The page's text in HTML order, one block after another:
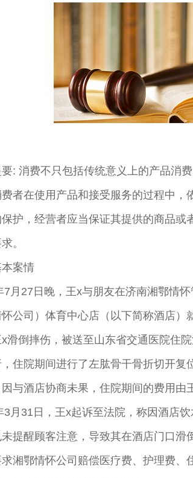
: 消费不只包括传统意义上的产品消
者在使用产品和接受服务的过程中，
护，经营者应当保证其提供的商品或
。
案情
7月27日晚，王x与朋友在济南湘鄂情
公司）体育中心店（以下简称酒店）
x滑倒摔伤，被送至山东省交通医院住
住院期间进行了左肱骨干骨折切开复
与酒店协商未果，住院期间的费用由
3月31日，王x起诉至法院，称因酒店
提醒顾客注意，导致其在酒店门口滑
湘鄂情怀公司赔偿医疗费、护理费、